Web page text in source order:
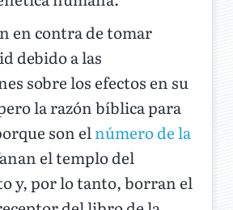
en contra de tomar
debido a las
sobre los efectos en su
la razón bíblica para
son elnúmero de la
el templo del
y, por lo tanto, borran el